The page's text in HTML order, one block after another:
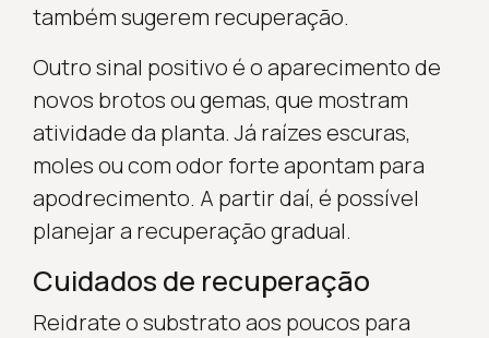
também sugerem recuperação.
Outro sinal positivo é o aparecimento de
novos brotos ou gemas, que mostram
atividade da planta. Já raízes escuras,
moles ou com odor forte apontam para
apodrecimento. A partir daí, é possível
planejar a recuperação gradual.
Cuidados de recuperação
Reidrate o substrato aos poucos para